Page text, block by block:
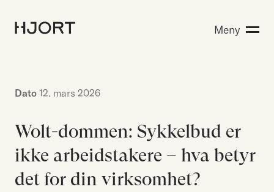
Menneskene
EN
NO
Kontakt oss
Meny
Dato 12. mars 2026
Wolt-dommen: Sykkelbud er
ikke arbeidstakere – hva betyr
det for din virksomhet?